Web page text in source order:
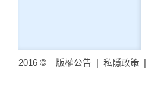
2016 © 版權公告 | 私隱政策 |